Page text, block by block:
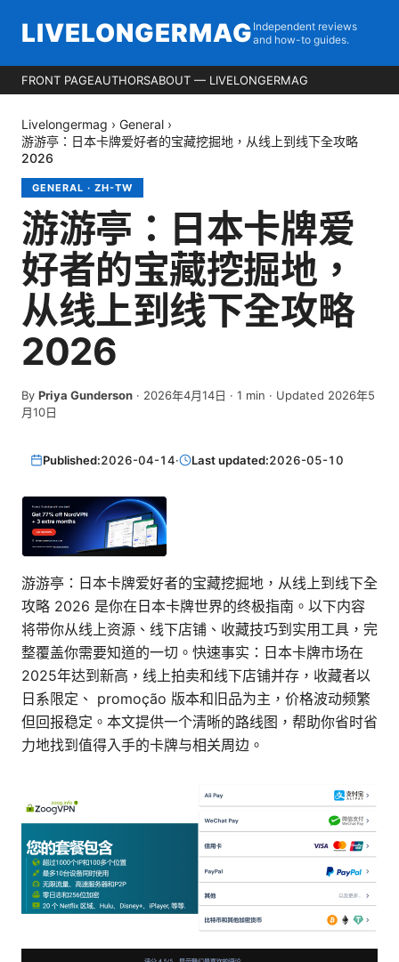
LIVELONGERMAG Independent reviews
and how-to guides.
FRONT PAGEAUTHORSABOUT — LIVELONGERMAG
Livelongermag › General ›
游游亭：日本卡牌爱好者的宝藏挖掘地，从线上到线下全攻略
2026
GENERAL · ZH-TW
游游亭：日本卡牌爱
好者的宝藏挖掘地，
从线上到线下全攻略
2026
By Priya Gunderson · 2026年4月14日 · 1 min · Updated 2026年5
月10日
Published:2026-04-14· Last updated:2026-05-10
游游亭：日本卡牌爱好者的宝藏挖掘地，从线上到线下全
攻略 2026 是你在日本卡牌世界的终极指南。以下内容
将带你从线上资源、线下店铺、收藏技巧到实用工具，完
整覆盖你需要知道的一切。快速事实：日本卡牌市场在
2025年达到新高，线上拍卖和线下店铺并存，收藏者以
日系限定、 promoção 版本和旧品为主，价格波动频繁
但回报稳定。本文提供一个清晰的路线图，帮助你省时省
力地找到值得入手的卡牌与相关周边。